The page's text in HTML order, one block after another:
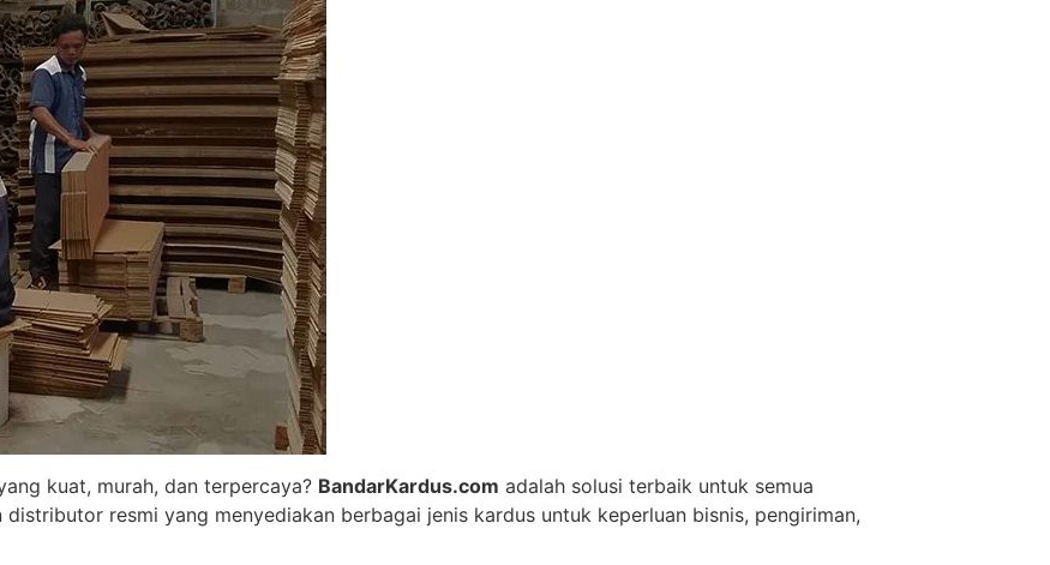
kuat, murah, dan terpercaya? BandarKardus.com adalah solusi terbaik untuk semua
distributor resmi yang menyediakan berbagai jenis kardus untuk keperluan bisnis, pengiriman,